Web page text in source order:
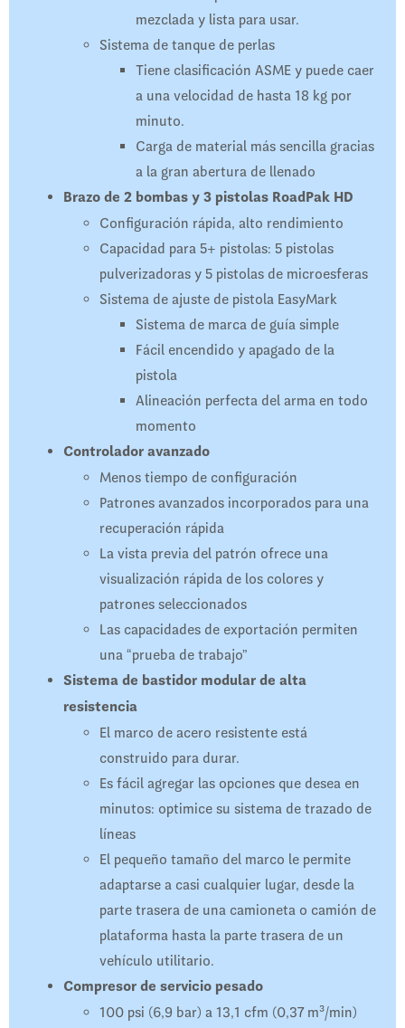
mezclada y lista para usar.
Sistema de tanque de perlas
Tiene clasificación ASME y puede caer
a una velocidad de hasta 18 kg por
minuto.
Carga de material más sencilla gracias
a la gran abertura de llenado
Brazo de 2 bombas y 3 pistolas RoadPak HD
Configuración rápida, alto rendimiento
Capacidad para 5+ pistolas: 5 pistolas
pulverizadoras y 5 pistolas de microesferas
Sistema de ajuste de pistola EasyMark
Sistema de marca de guía simple
Fácil encendido y apagado de la
pistola
Alineación perfecta del arma en todo
momento
Controlador avanzado
Menos tiempo de configuración
Patrones avanzados incorporados para una
recuperación rápida
La vista previa del patrón ofrece una
visualización rápida de los colores y
patrones seleccionados
Las capacidades de exportación permiten
una “prueba de trabajo”
Sistema de bastidor modular de alta
resistencia
El marco de acero resistente está
construido para durar.
Es fácil agregar las opciones que desea en
minutos: optimice su sistema de trazado de
líneas
El pequeño tamaño del marco le permite
adaptarse a casi cualquier lugar, desde la
parte trasera de una camioneta o camión de
plataforma hasta la parte trasera de un
vehículo utilitario.
Compresor de servicio pesado
100 psi (6,9 bar) a 13,1 cfm (0,37 m³/min)